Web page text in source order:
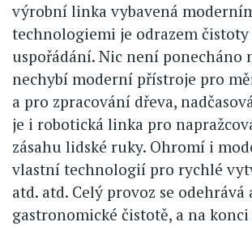
výrobní linka vybavená
technologiemi je odrazem
uspořádání. Nic není ponecháno
nechybí moderní přístroje pro
a pro zpracování dřeva,
je i robotická linka pro
zásahu lidské ruky. Ohromí i
vlastní technologií pro rychlé
atd. atd. Celý provoz se odehrává
gastronomické čistotě, a na